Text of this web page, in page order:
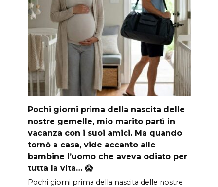
Pochi giorni prima della nascita delle
nostre gemelle, mio marito partì in
vacanza con i suoi amici. Ma quando
tornò a casa, vide accanto alle
bambine l’uomo che aveva odiato per
tutta la vita… 😱
Pochi giorni prima della nascita delle nostre